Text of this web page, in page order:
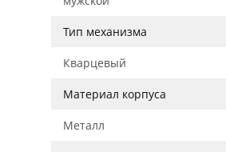
Тип механизма
Кварцевый
Материал корпуса
Металл